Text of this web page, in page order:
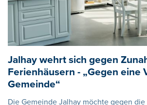
Jalhay wehrt sich gegen
Ferienhäusern - „Gegen eine
Gemeinde“
Die Gemeinde Jalhay möchte gegen